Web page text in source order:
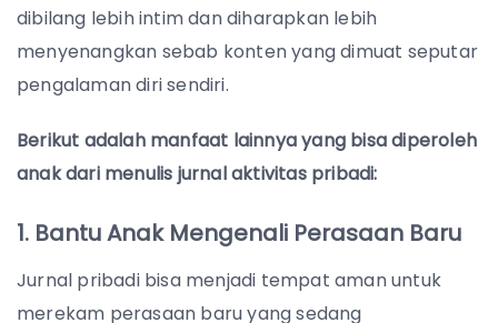
dibilang lebih intim dan diharapkan lebih
menyenangkan sebab konten yang dimuat seputar
pengalaman diri sendiri.
Berikut adalah manfaat lainnya yang bisa diperoleh
anak dari menulis jurnal aktivitas pribadi:
1. Bantu Anak Mengenali Perasaan Baru
Jurnal pribadi bisa menjadi tempat aman untuk
merekam perasaan baru yang sedang